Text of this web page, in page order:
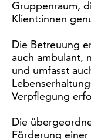
Gruppenraum,
Klient:innen
Die Betreuung
auch ambulant,
und umfasst
Verpflegung
Die
Förderung